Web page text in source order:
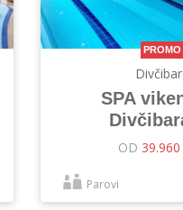
PROMO
SPA
OD
Parovi